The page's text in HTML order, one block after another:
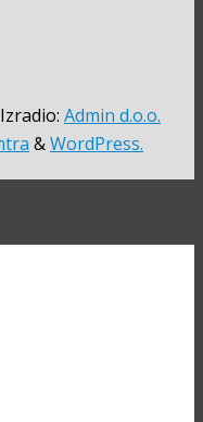
Admin d.o.o.
&WordPress.